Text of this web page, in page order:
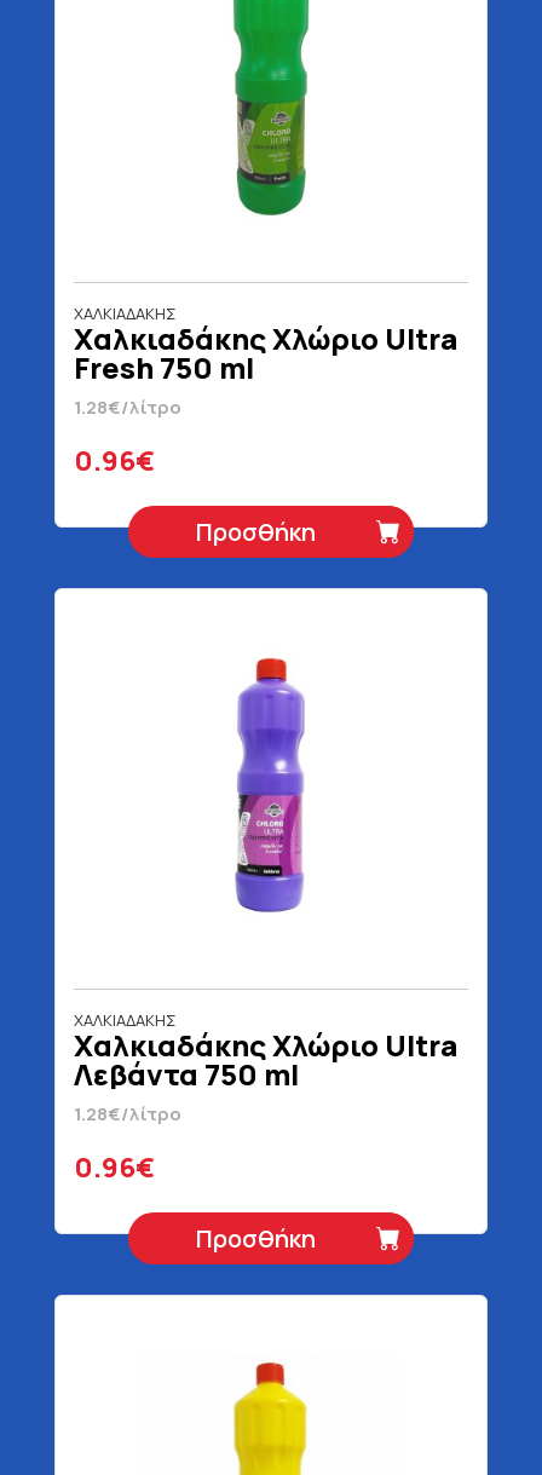
ΧΑΛΚΙΑΔΑΚΗΣ
Χαλκιαδάκης Χλώριο Ultra
Fresh 750 ml
1.28€/λίτρο
0.96€
Προσθήκη
ΧΑΛΚΙΑΔΑΚΗΣ
Χαλκιαδάκης Χλώριο Ultra
Λεβάντα 750 ml
1.28€/λίτρο
0.96€
Προσθήκη